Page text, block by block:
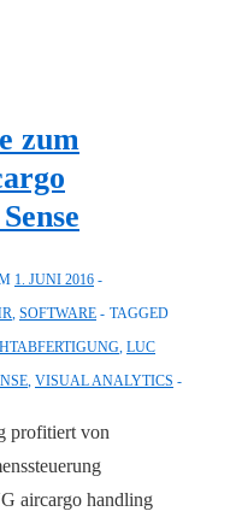
zum
1. JUNI 2016
, SOFTWARE
TAGGED
, LUC
, VISUAL ANALYTICS
profitiert von
aircargo handling